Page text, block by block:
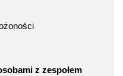
z zespołem